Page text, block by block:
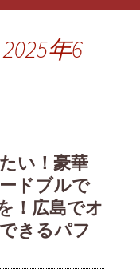
年6
い！豪華
ドブルで
！広島でオ
きるパフ